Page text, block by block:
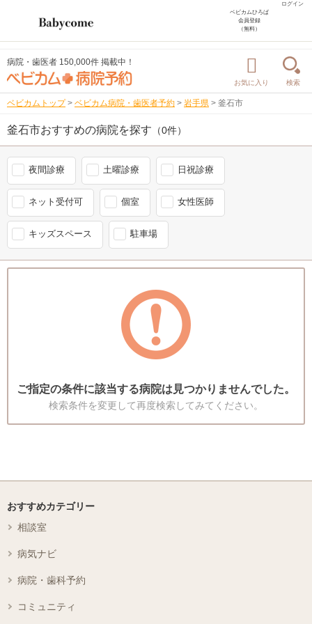
ログイン
ベビカムひろば
会員登録
（無料）
病院・歯医者 150,000件 掲載中！
お気に入り 検索
ベビカムトップ > ベビカム病院・歯医者予約 > 岩手県 > 釜石市
釜石市おすすめの病院を探す （0件）
夜間診療 土曜診療 日祝診療
ネット受付可 個室 女性医師
キッズスペース 駐車場
ご指定の条件に該当する病院は見つかりませんでした。
検索条件を変更して再度検索してみてください。
おすすめカテゴリー
相談室
病気ナビ
病院・歯科予約
コミュニティ